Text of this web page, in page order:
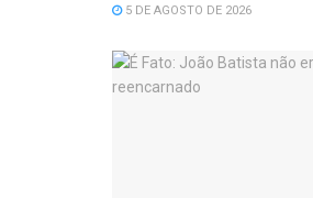
5 DE AGOSTO DE 2026